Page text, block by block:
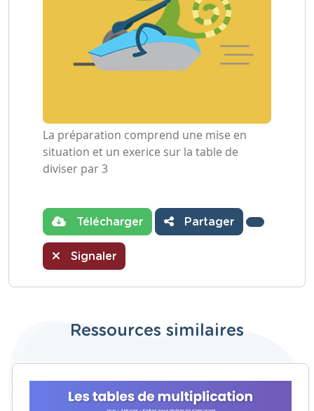
La préparation comprend une mise en
situation et un exerice sur la table de
diviser par 3
Télécharger Partager
Signaler
Ressources similaires